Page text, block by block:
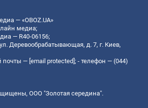
— «OBOZ.UA»
медиа;
— R40-06156;
Деревообрабатывающая, д. 7, г. Киев,
почты — [email protected]; - телефон — (044)
ООО "Золотая середина".